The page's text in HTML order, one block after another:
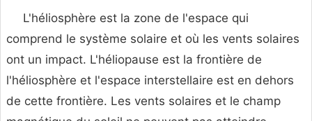
L'héliosphère est la zone de l'espace qui
comprend le système solaire et où les vents solaires
ont un impact. L'héliopause est la frontière de
l'héliosphère et l'espace interstellaire est en dehors
de cette frontière. Les vents solaires et le champ